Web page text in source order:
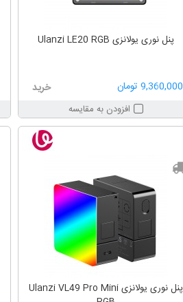
پنل نوری یولانزی Ulanzi LE20 RGB
9,360,000 تومان خرید
افزودن به مقایسه
پنل نوری یولانزی Ulanzi VL49 Pro Mini